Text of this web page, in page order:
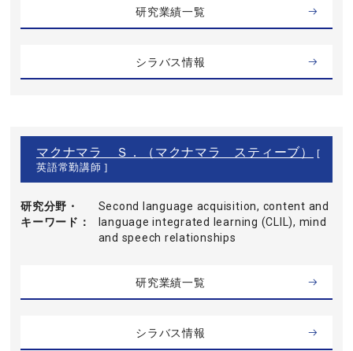
研究業績一覧
シラバス情報
マクナマラ Ｓ．（マクナマラ スティーブ）
[
英語常勤講師 ]
研究分野・
キーワード
Second language acquisition, content and
language integrated learning (CLIL), mind
and speech relationships
研究業績一覧
シラバス情報